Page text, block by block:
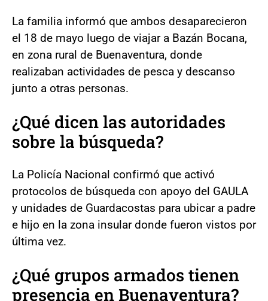
La familia informó que ambos desaparecieron
el 18 de mayo luego de viajar a Bazán Bocana,
en zona rural de Buenaventura, donde
realizaban actividades de pesca y descanso
junto a otras personas.
¿Qué dicen las autoridades
sobre la búsqueda?
La Policía Nacional confirmó que activó
protocolos de búsqueda con apoyo del GAULA
y unidades de Guardacostas para ubicar a padre
e hijo en la zona insular donde fueron vistos por
última vez.
¿Qué grupos armados tienen
presencia en Buenaventura?